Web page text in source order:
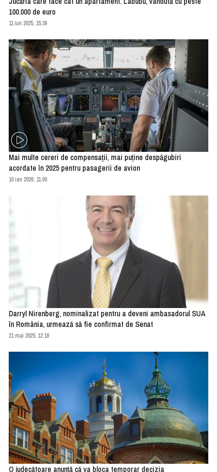
100.000 de euro
11 iun 2025, 15:39
Mai multe cereri de compensaţii, mai puţine despăgubiri
acordate în 2025 pentru pasagerii de avion
10 ian 2026, 11:00
Darryl Nirenberg, nominalizat pentru a deveni ambasadorul SUA
în România, urmează să fie confirmat de Senat
21 mai 2025, 12:19
O judecătoare anunţă că va bloca temporar decizia